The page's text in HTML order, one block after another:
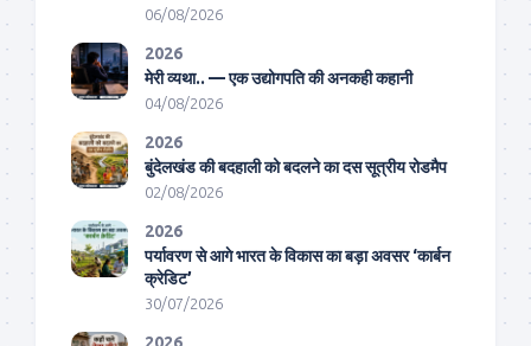
06/08/2026
2026
मेरी व्यथा.. — एक उद्योगपति की अनकही कहानी
04/08/2026
2026
बुंदेलखंड की बदहाली को बदलने का दस सूत्रीय रोडमैप
02/08/2026
2026
पर्यावरण से आगे भारत के विकास का बड़ा अवसर ‘कार्बन
क्रेडिट’
30/07/2026
2026